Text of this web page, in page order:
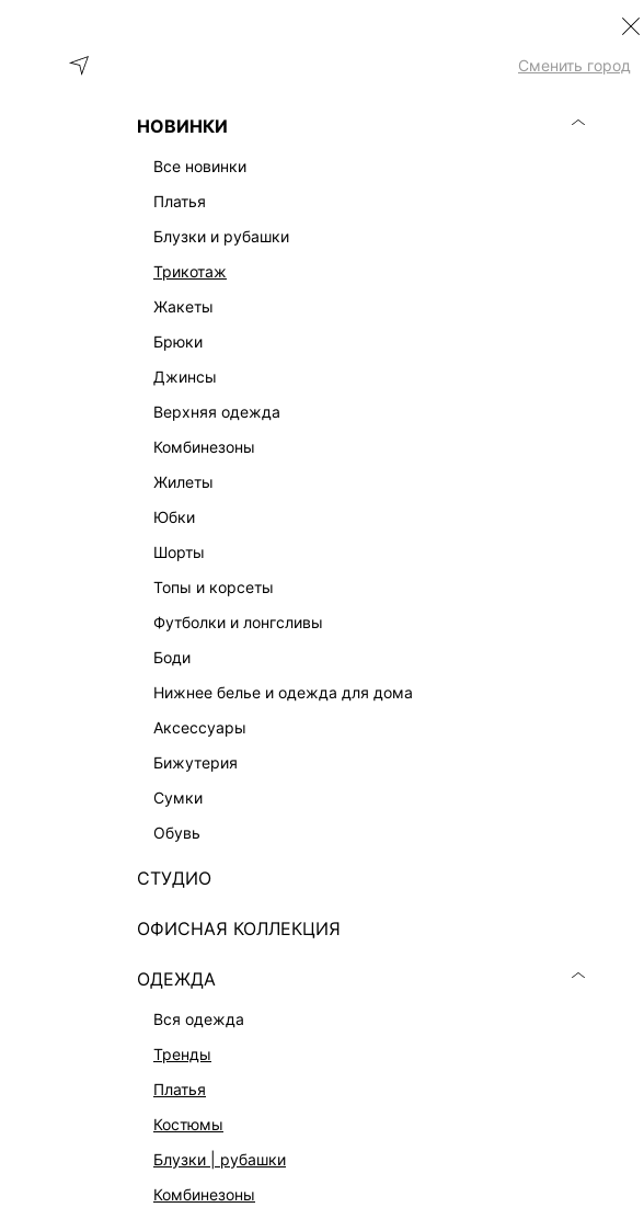
Сменить город
НОВИНКИ
все новинки
платья
блузки и рубашки
трикотаж
жакеты
брюки
джинсы
верхняя одежда
комбинезоны
жилеты
юбки
шорты
топы и корсеты
футболки и лонгсливы
боди
нижнее белье и одежда для дома
аксессуары
бижутерия
сумки
обувь
СТУДИО
ОФИСНАЯ КОЛЛЕКЦИЯ
ОДЕЖДА
вся одежда
тренды
платья
костюмы
блузки | рубашки
комбинезоны
ОДЕЖДА